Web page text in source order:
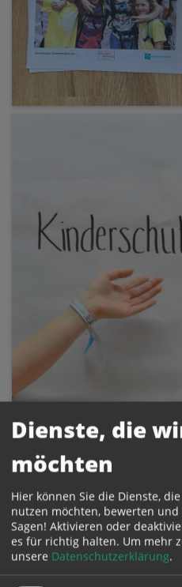
Dienste, die
möchten
Hier können Sie die Dienste,
nutzen möchten, bewerten und
Sagen! Aktivieren oder
es für richtig halten. Um mehr
unsere Datenschutzerklärung.